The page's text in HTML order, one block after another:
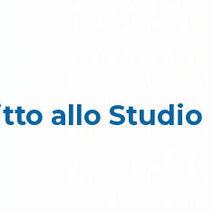
allo Studio